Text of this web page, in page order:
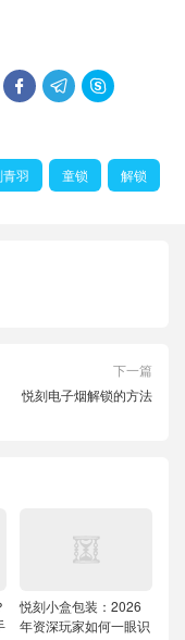
  
羽 童锁 解锁
下一篇
悦刻电子烟解锁的方法
悦刻小盒包装：2026
年资深玩家如何一眼识